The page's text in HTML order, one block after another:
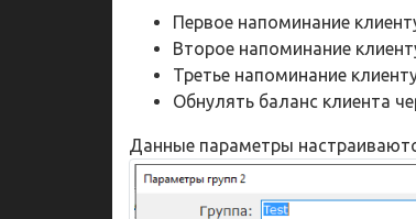
Первое напоминание
Второе напоминание
Третье напоминание
Обнулять баланс клиента
Данные параметры